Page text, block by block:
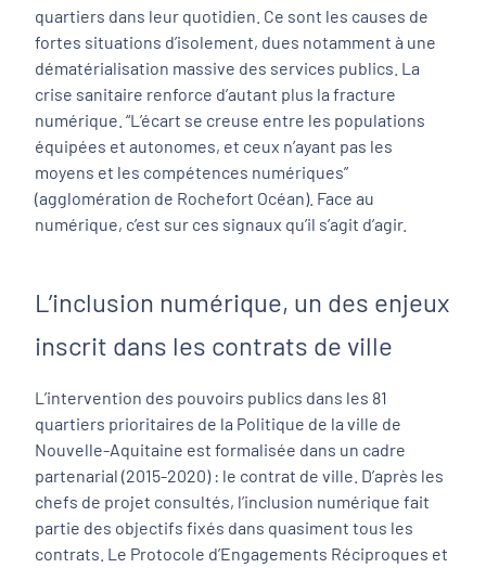
quartiers dans leur quotidien. Ce sont les causes de
fortes situations d’isolement, dues notamment à une
dématérialisation massive des services publics. La
crise sanitaire renforce d’autant plus la fracture
numérique. “L’écart se creuse entre les populations
équipées et autonomes, et ceux n’ayant pas les
moyens et les compétences numériques”
(agglomération de Rochefort Océan). Face au
numérique, c’est sur ces signaux qu’il s’agit d’agir.
L’inclusion numérique, un des enjeux
inscrit dans les contrats de ville
L’intervention des pouvoirs publics dans les 81
quartiers prioritaires de la Politique de la ville de
Nouvelle-Aquitaine est formalisée dans un cadre
partenarial (2015-2020) : le contrat de ville. D’après les
chefs de projet consultés, l’inclusion numérique fait
partie des objectifs fixés dans quasiment tous les
contrats. Le Protocole d’Engagements Réciproques et